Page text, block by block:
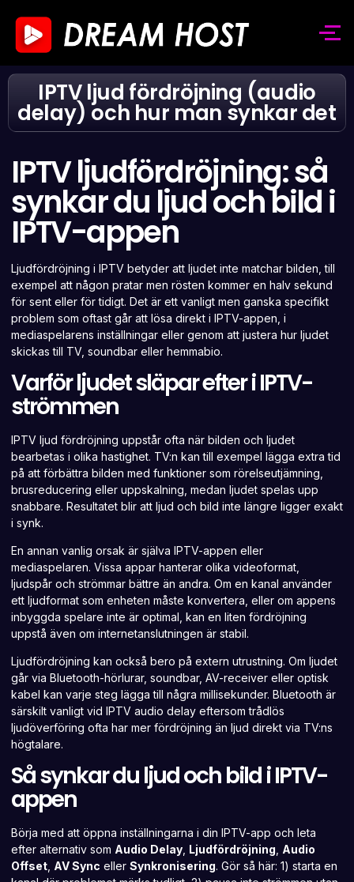
IPTV ljud fördröjning (audio
delay) och hur man synkar det
IPTV ljudfördröjning: så
synkar du ljud och bild i
IPTV-appen
Ljudfördröjning i IPTV betyder att ljudet inte matchar bilden, till
exempel att någon pratar men rösten kommer en halv sekund
för sent eller för tidigt. Det är ett vanligt men ganska specifikt
problem som oftast går att lösa direkt i IPTV-appen, i
mediaspelarens inställningar eller genom att justera hur ljudet
skickas till TV, soundbar eller hemmabio.
Varför ljudet släpar efter i IPTV-
strömmen
IPTV ljud fördröjning uppstår ofta när bilden och ljudet
bearbetas i olika hastighet. TV:n kan till exempel lägga extra tid
på att förbättra bilden med funktioner som rörelseutjämning,
brusreducering eller uppskalning, medan ljudet spelas upp
snabbare. Resultatet blir att ljud och bild inte längre ligger exakt
i synk.
En annan vanlig orsak är själva IPTV-appen eller
mediaspelaren. Vissa appar hanterar olika videoformat,
ljudspår och strömmar bättre än andra. Om en kanal använder
ett ljudformat som enheten måste konvertera, eller om appens
inbyggda spelare inte är optimal, kan en liten fördröjning
uppstå även om internetanslutningen är stabil.
Ljudfördröjning kan också bero på extern utrustning. Om ljudet
går via Bluetooth-hörlurar, soundbar, AV-receiver eller optisk
kabel kan varje steg lägga till några millisekunder. Bluetooth är
särskilt vanligt vid IPTV audio delay eftersom trådlös
ljudöverföring ofta har mer fördröjning än ljud direkt via TV:ns
högtalare.
Så synkar du ljud och bild i IPTV-
appen
Börja med att öppna inställningarna i din IPTV-app och leta
efter alternativ som Audio Delay Ljudfördröjning Audio
Offset AV Sync eller Synkronisering. Gör så här: 1) starta en